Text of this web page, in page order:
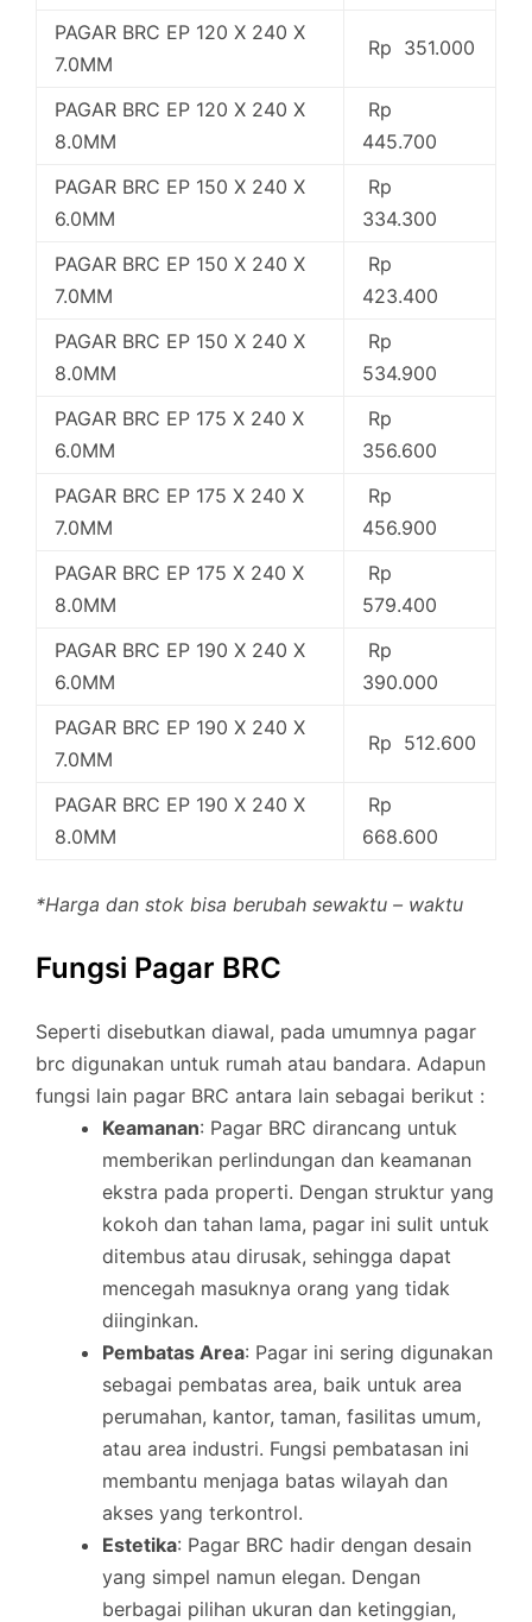
PAGAR BRC EP 120 X 240 X
7.0MM
Rp 351.000
PAGAR BRC EP 120 X 240 X
8.0MM
Rp
445.700
PAGAR BRC EP 150 X 240 X
6.0MM
Rp
334.300
PAGAR BRC EP 150 X 240 X
7.0MM
Rp
423.400
PAGAR BRC EP 150 X 240 X
8.0MM
Rp
534.900
PAGAR BRC EP 175 X 240 X
6.0MM
Rp
356.600
PAGAR BRC EP 175 X 240 X
7.0MM
Rp
456.900
PAGAR BRC EP 175 X 240 X
8.0MM
Rp
579.400
PAGAR BRC EP 190 X 240 X
6.0MM
Rp
390.000
PAGAR BRC EP 190 X 240 X
7.0MM
Rp 512.600
PAGAR BRC EP 190 X 240 X
8.0MM
Rp
668.600
*Harga dan stok bisa berubah sewaktu – waktu
Fungsi Pagar BRC
Seperti disebutkan diawal, pada umumnya pagar
brc digunakan untuk rumah atau bandara. Adapun
fungsi lain pagar BRC antara lain sebagai berikut :
Keamanan: Pagar BRC dirancang untuk
memberikan perlindungan dan keamanan
ekstra pada properti. Dengan struktur yang
kokoh dan tahan lama, pagar ini sulit untuk
ditembus atau dirusak, sehingga dapat
mencegah masuknya orang yang tidak
diinginkan.
Pembatas Area: Pagar ini sering digunakan
sebagai pembatas area, baik untuk area
perumahan, kantor, taman, fasilitas umum,
atau area industri. Fungsi pembatasan ini
membantu menjaga batas wilayah dan
akses yang terkontrol.
Estetika: Pagar BRC hadir dengan desain
yang simpel namun elegan. Dengan
berbagai pilihan ukuran dan ketinggian,